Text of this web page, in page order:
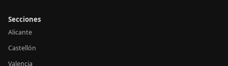
Secciones
Alicante
Castellón
Valencia